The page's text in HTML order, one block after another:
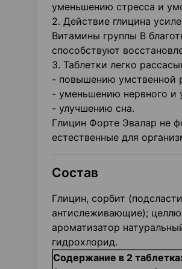
уменьшению стресса и
2. Действие глицина
Витамины группы В
способствуют
3. Таблетки легко
- повышению умственной
- уменьшению нервного и
- улучшению сна.
Глицин Форте Эвалар не
естественные для
Состав
Глицин, сорбит
антислеживающие);
ароматизатор
гидрохлорид.
Содержание в 2